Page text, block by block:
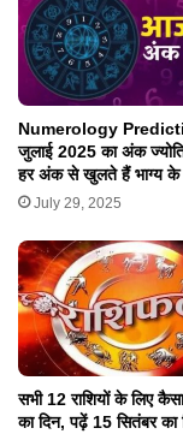
Numerology
जुलाई 2025 का अंक
हर अंक से खुलते हैं भाग्य के
July 29, 2025
सभी 12 राशियों के लिए
का दिन, पढ़ें 15 सितंबर का